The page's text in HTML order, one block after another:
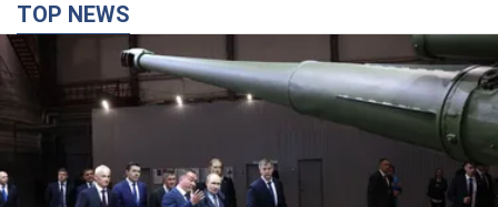
TOP NEWS